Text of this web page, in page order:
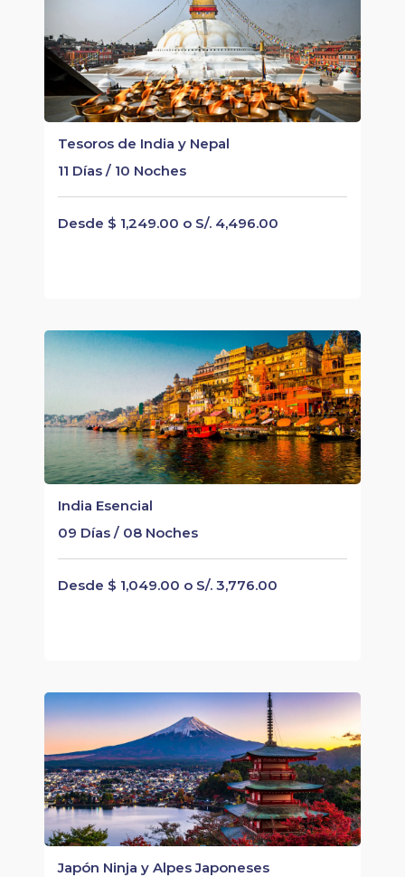
Tesoros de India y Nepal
11 Días / 10 Noches
Desde $ 1,249.00 o S/. 4,496.00
India Esencial
09 Días / 08 Noches
Desde $ 1,049.00 o S/. 3,776.00
Japón Ninja y Alpes Japoneses